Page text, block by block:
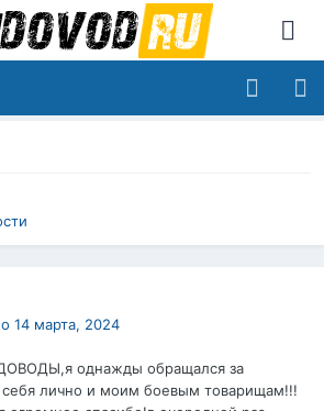
14 марта, 2024
однажды обращался за
лично и моим боевым товарищам!!!